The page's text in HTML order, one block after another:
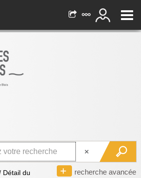
recherche avancée
Détail du